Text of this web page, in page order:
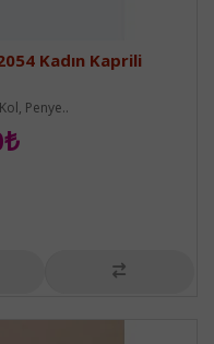
Kadın Kaprili
Penye..